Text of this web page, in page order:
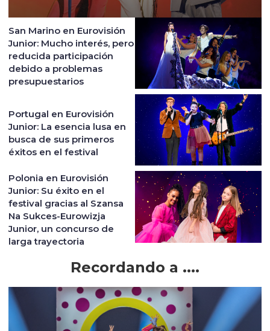
San Marino en Eurovisión
Junior: Mucho interés, pero
reducida participación
debido a problemas
presupuestarios
Portugal en Eurovisión
Junior: La esencia lusa en
busca de sus primeros
éxitos en el festival
Polonia en Eurovisión
Junior: Su éxito en el
festival gracias al Szansa
Na Sukces-Eurowizja
Junior, un concurso de
larga trayectoria
Recordando a ....